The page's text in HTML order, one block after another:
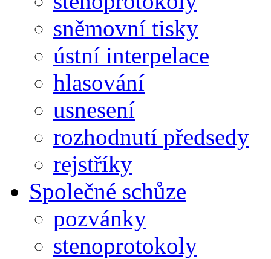
sněmovní tisky
ústní interpelace
hlasování
usnesení
rozhodnutí předsedy
rejstříky
Společné schůze
pozvánky
stenoprotokoly